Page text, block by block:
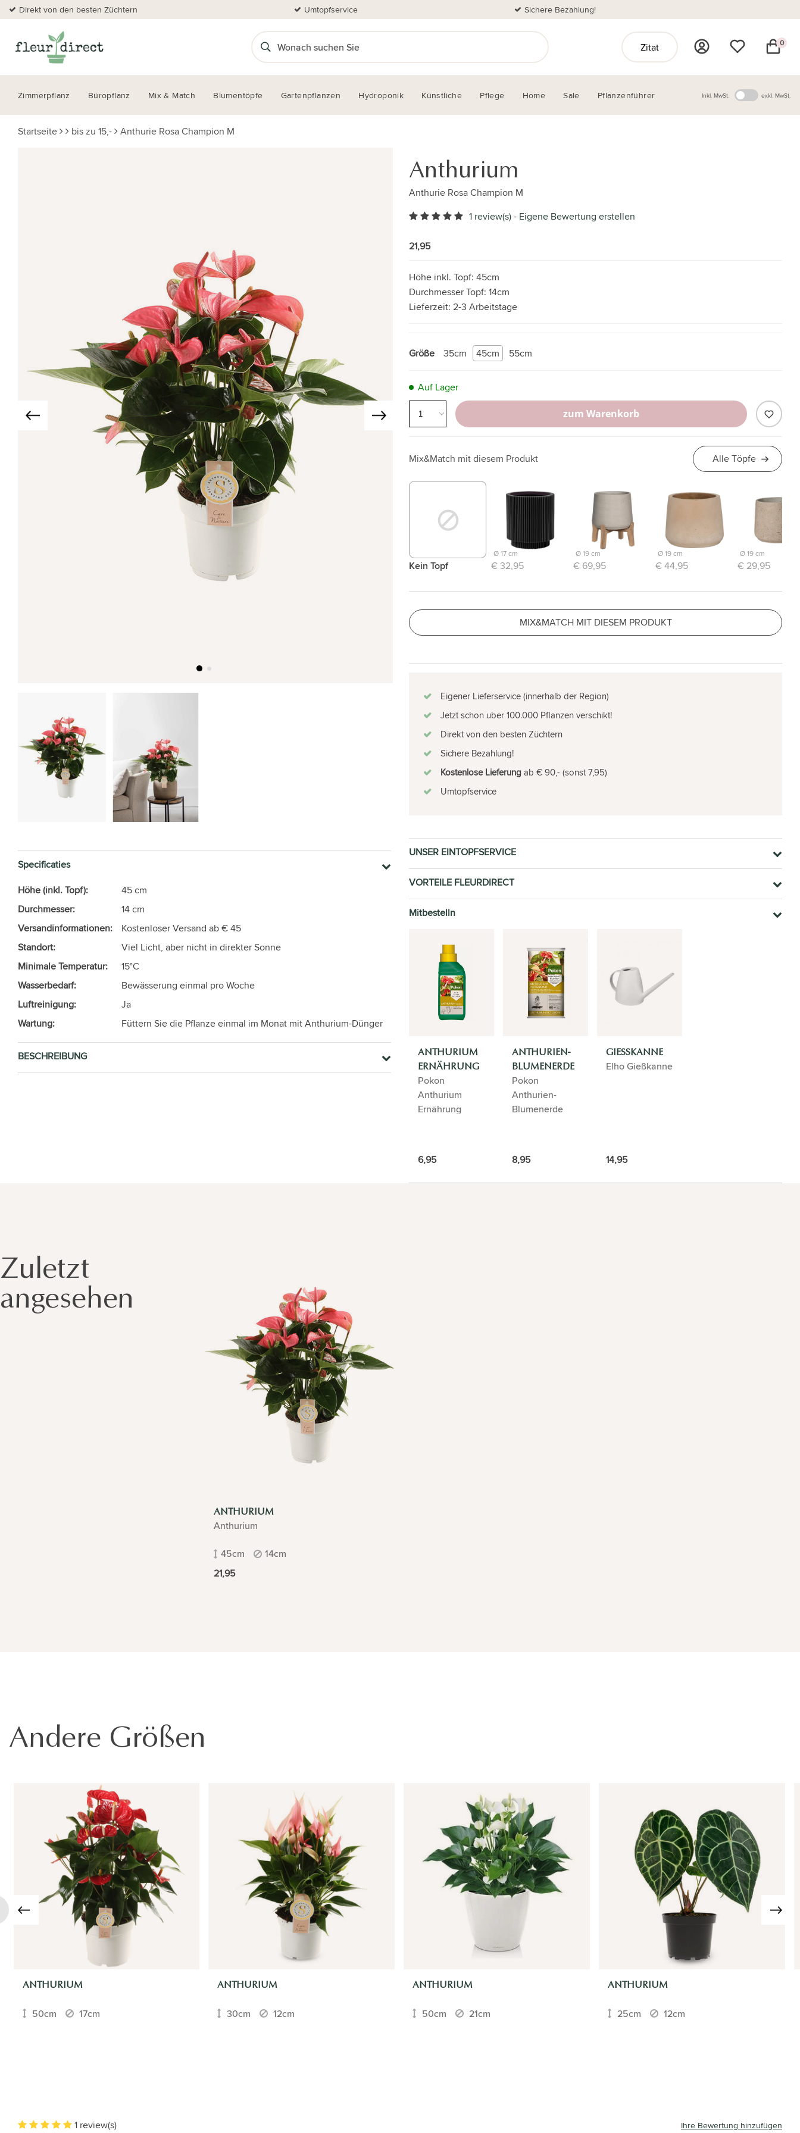
Direkt von den besten Züchtern Umtopfservice Sichere Bezahlung!
Zitat 0
Zimmerpflanz Büropflanz Mix & Match Blumentöpfe Gartenpflanzen Hydroponik Künstliche Pflege Home Sale Pflanzenführer Inkl. MwSt. exkl. MwSt.
Startseite bis zu 15,- Anthurie Rosa Champion M
Specificaties
Höhe (inkl. Topf):
45 cm
Durchmesser:
14 cm
Versandinformationen:
Kostenloser Versand ab € 45
Standort:
Viel Licht, aber nicht in direkter Sonne
Minimale Temperatur:
15°C
Wasserbedarf:
Bewässerung einmal pro Woche
Luftreinigung:
Ja
Wartung:
Füttern Sie die Pflanze einmal im Monat mit Anthurium-Dünger
BESCHREIBUNG
Anthurium
Anthurie Rosa Champion M
1 review(s)- Eigene Bewertung erstellen
21,95
Höhe inkl. Topf: 45cm
Durchmesser Topf: 14cm
Lieferzeit: 2-3 Arbeitstage
Größe 55cm
35cm 45cm
Auf Lager
zum Warenkorb
Mix&Match mit diesem Produkt Alle Töpfe
Kein Topf € 32,95
Ø 17 cm
€ 69,95
Ø 19 cm
€ 44,95
Ø 19 cm
€ 29,95
Ø 19 cm
MIX&MATCH MIT DIESEM PRODUKT
Eigener Lieferservice (innerhalb der Region)
Jetzt schon uber 100.000 Pflanzen verschikt!
Direkt von den besten Züchtern
Sichere Bezahlung!
Kostenlose Lieferung ab € 90,- (sonst 7,95)
Umtopfservice
UNSER EINTOPFSERVICE
VORTEILE FLEURDIRECT
Mitbestelln
ANTHURIUM
ERNÄHRUNG
Pokon
Anthurium
Ernährung
6,95
ANTHURIEN-
BLUMENERDE
Pokon
Anthurien-
Blumenerde
8,95
GIESSKANNE
Elho Gießkanne
14,95
Zuletzt
angesehen
ANTHURIUM
Anthurium
45cm
14cm
21,95
Andere Größen
ANTHURIUM
50cm 17cm
ANTHURIUM
30cm 12cm
ANTHURIUM
50cm 21cm
ANTHURIUM
25cm 12cm
›
1 review(s) Ihre Bewertung hinzufügen